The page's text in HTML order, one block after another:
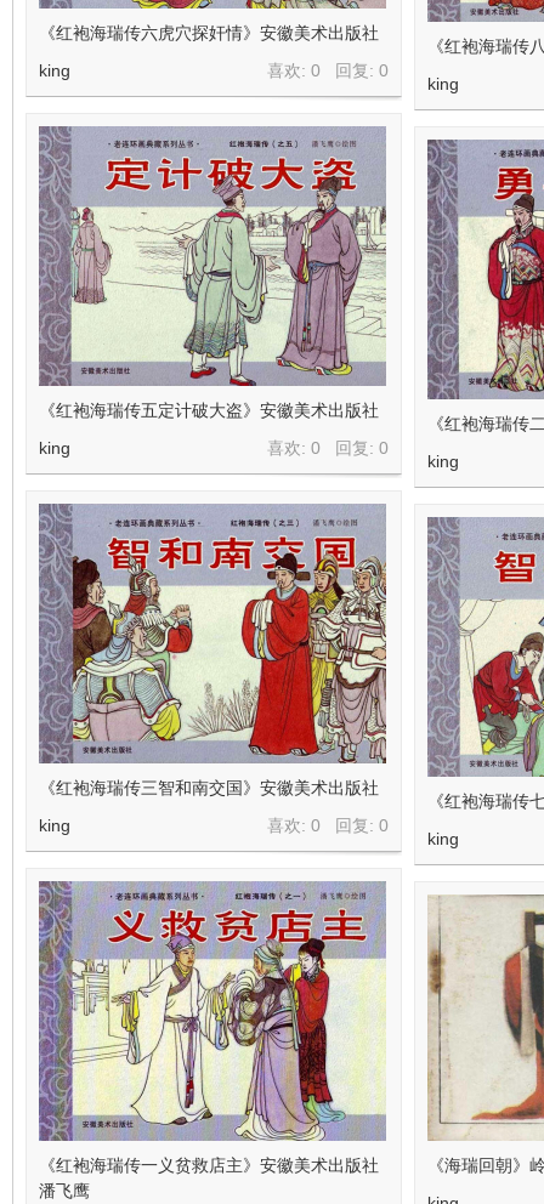
《红袍海瑞传六虎穴探奸情》安徽美术出版社
喜欢: 0 回复: 0
king
《红袍海瑞传
king
《红袍海瑞传五定计破大盗》安徽美术出版社
喜欢: 0 回复: 0
king
《红袍海瑞传
king
《红袍海瑞传三智和南交国》安徽美术出版社
喜欢: 0 回复: 0
king
《红袍海瑞传
king
《红袍海瑞传一义贫救店主》安徽美术出版社
潘飞鹰
《海瑞回朝》